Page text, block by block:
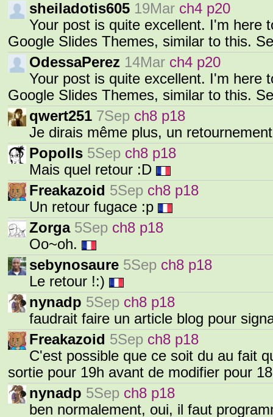
sheiladotis605 19Mar ch4 p20
Your post is quite excellent. I'm here
Google Slides Themes, similar to this.
OdessaPerez 14Mar ch4 p20
Your post is quite excellent. I'm here
Google Slides Themes, similar to this.
qwert251 7Sep ch8 p18
Je dirais même plus, un
Popolls 5Sep ch8 p18
Mais quel retour :D
Freakazoid 5Sep ch8 p18
Un retour fugace :p
Zorga 5Sep ch8 p18
Oo~oh.
sebynosaure 5Sep ch8 p18
Le retour !:)
nynadp 5Sep ch8 p18
faudrait faire un article blog pour
Freakazoid 5Sep ch8 p18
C'est possible que ce soit du au fait
sortie pour 19h avant de modifier pour
nynadp 5Sep ch8 p18
ben normalement, oui, il faut